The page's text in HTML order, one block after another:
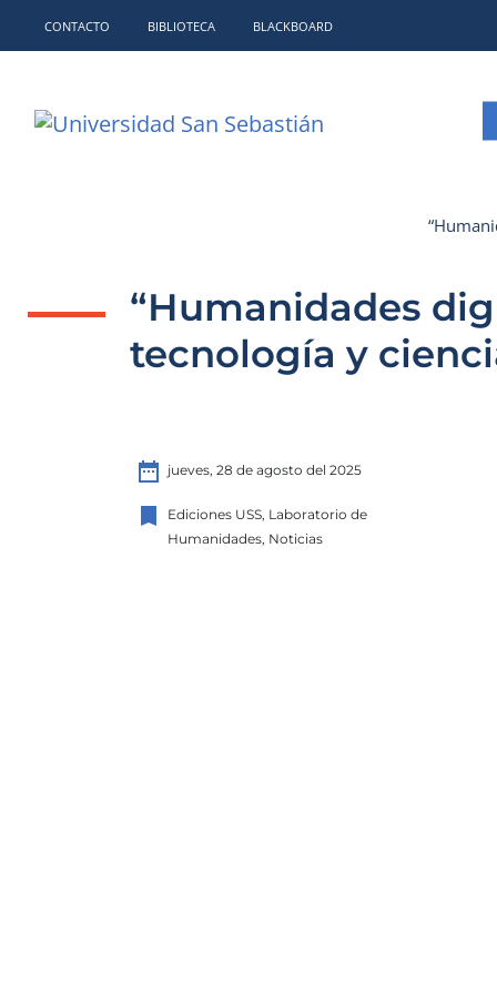
CONTACTO BIBLIOTECA BLACKBOARD
“Humanidades
tecnología y
date_range jueves, 28 de agosto del 2025
bookmark
Ediciones USS, Laboratorio de
Humanidades, Noticias